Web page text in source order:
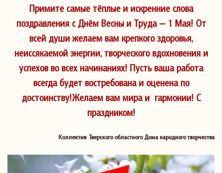
Примите самые тёплые и искренние слова
поздравления с Днём Весны и Труда — 1 Мая! От
всей души желаем вам крепкого здоровья,
неиссякаемой энергии, творческого вдохновения и
успехов во всех начинаниях! Пусть ваша работа
всегда будет востребована и оценена по
достоинству!Желаем вам мира и гармонии! С
праздником!
Коллектив Тверского областного Дома народного творчества